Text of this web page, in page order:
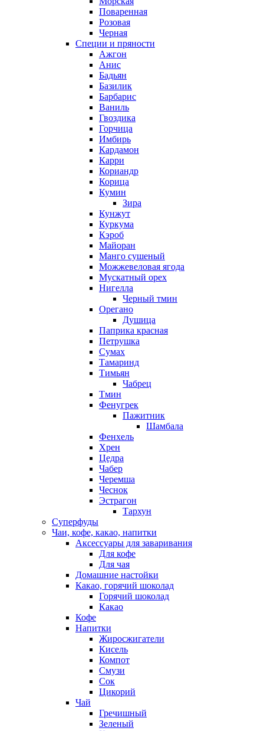
Поваренная
Розовая
Черная
Специи и пряности
Ажгон
Анис
Бадьян
Базилик
Барбарис
Ваниль
Гвоздика
Горчица
Имбирь
Кардамон
Карри
Кориандр
Корица
Кумин
Зира
Кунжут
Куркума
Кэроб
Майоран
Манго сушеный
Можжевеловая ягода
Мускатный орех
Нигелла
Черный тмин
Орегано
Душица
Паприка красная
Петрушка
Сумах
Тамаринд
Тимьян
Чабрец
Тмин
Фенугрек
Пажитник
Шамбала
Фенхель
Хрен
Цедра
Чабер
Черемша
Чеснок
Эстрагон
Тархун
Суперфуды
Чаи, кофе, какао, напитки
Аксессуары для заваривания
Для кофе
Для чая
Домашние настойки
Какао, горячий шоколад
Горячий шоколад
Какао
Кофе
Напитки
Жиросжигатели
Кисель
Компот
Смузи
Сок
Цикорий
Чай
Гречишный
Зеленый